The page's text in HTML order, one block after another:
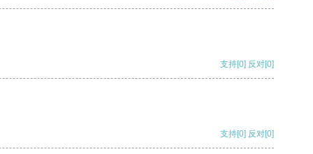
支持[0] 反对[0]
支持[0] 反对[0]